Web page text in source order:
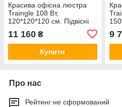
Красива офісна люстра
Traingle 108 Вт,
120*120*120 см. Підвісні
офісу, магазину
11 160 ₴
Купити
9
Про нас
Рейтинг не сформований